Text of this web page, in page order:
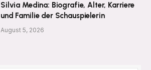
Silvia Medina: Biografie, Alter, Karriere
und Familie der Schauspielerin
August 5, 2026